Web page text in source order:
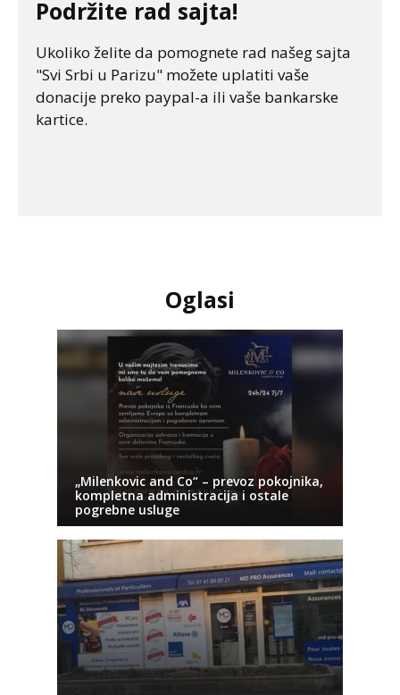
Podržite rad sajta!
Ukoliko želite da pomognete rad našeg sajta
"Svi Srbi u Parizu" možete uplatiti vaše
donacije preko paypal-a ili vaše bankarske
kartice.
Oglasi
„Milenkovic and Co“ – prevoz pokojnika,
kompletna administracija i ostale
pogrebne usluge